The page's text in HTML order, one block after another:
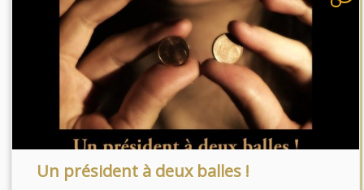
Un président à deux balles !